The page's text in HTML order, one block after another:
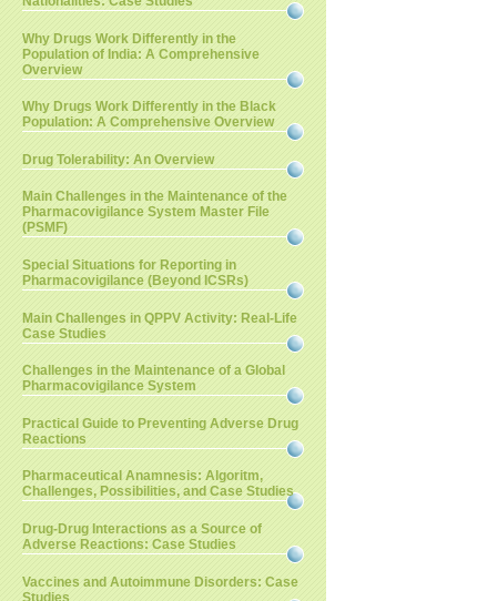
Why Drugs Work Differently in the
Population of India: A Comprehensive
Overview
Why Drugs Work Differently in the Black
Population: A Comprehensive Overview
Drug Tolerability: An Overview
Main Challenges in the Maintenance of the
Pharmacovigilance System Master File
(PSMF)
Special Situations for Reporting in
Pharmacovigilance (Beyond ICSRs)
Main Challenges in QPPV Activity: Real-Life
Case Studies
Challenges in the Maintenance of a Global
Pharmacovigilance System
Practical Guide to Preventing Adverse Drug
Reactions
Pharmaceutical Anamnesis: Algoritm,
Challenges, Possibilities, and Case Studies
Drug-Drug Interactions as a Source of
Adverse Reactions: Case Studies
Vaccines and Autoimmune Disorders: Case
Studies